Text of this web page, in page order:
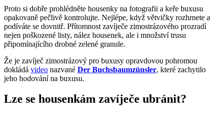
Proto si dobře prohlédněte housenky na fotografii a keře buxusu
opakovaně pečlivě kontrolujte. Nejlépe, když větvičky rozhrnete a
podíváte se dovnitř. Přítomnost zavíječe zimostrázového prozradí
nejen poškozené listy, nález housenek, ale i množství trusu
připomínajícího drobné zelené granule.
Že je zavíječ zimostrázový pro buxusy opravdovou pohromou
dokládá video nazvané Der Buchsbaumzünsler, které zachytilo
jeho hodování na buxusu.
Lze se housenkám zavíječe ubránit?